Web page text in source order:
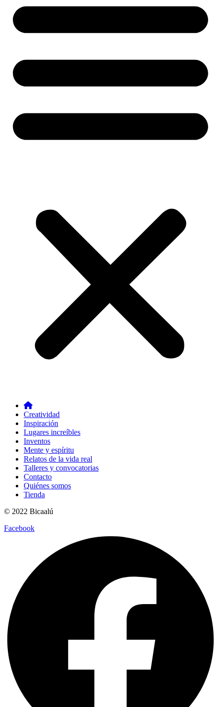
Creatividad
Inspiración
Lugares increíbles
Inventos
Mente y espíritu
Relatos de la vida real
Talleres y convocatorias
Contacto
Quiénes somos
Tienda
© 2022 Bicaalú
Facebook